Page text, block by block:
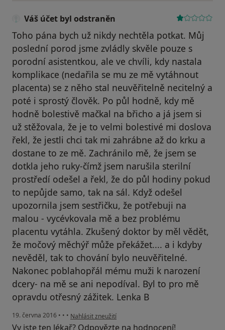
Váš účet byl odstraněn
Toho pána bych už nikdy nechtěla potkat. Můj
poslední porod jsme zvládly skvěle pouze s
porodní asistentkou, ale ve chvíli, kdy nastala
komplikace (nedařila se mu ze mě vytáhnout
placenta) se z něho stal neuvěřitelně necitelný a
poté i sprostý člověk. Po půl hodně, kdy mě
hodně bolestivě mačkal na břicho a já jsem si
už stěžovala, že je to velmi bolestivé mi doslova
řekl, že jestli chci tak mi zahrábne až do krku a
dostane to ze mě. Zachránilo mě, že jsem se
dotkla jeho ruky-čímž jsem narušila sterilní
prostředí odešel a řekl, že do půl hodiny pokud
to nepůjde samo, tak na sál. Když odešel
upozornila jsem sestřičku, že potřebuji na
malou - vycévkovala mě a bez problému
placentu vytáhla. Zkušený doktor by měl vědět,
že močový měchýř může překážet.... a i kdyby
nevěděl, tak to chování bylo neuvěřitelné.
Nakonec poblahopřál mému muži k narození
dcery- na mě se ani nepodíval. Byl to pro mě
opravdu otřesný zážitek. Lenka B
19. června 2016 • • • podle názoru uživatele Váš účet byl odstraněn
Nahlásit zneužití
Vy jste ten lékař? Odpovězte na hodnocení!